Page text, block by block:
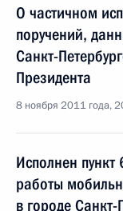
О частичном
поручений,
Санкт-
Президента
8 ноября 2011 года,
Исполнен пункт
работы
в городе Санкт-